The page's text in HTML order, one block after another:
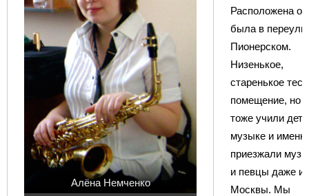
Алёна Немченко
Расположена
была в
Пионерском.
Низенькое,
старенькое
помещение, но
тоже учили
музыке и
приезжали
и певцы даже из
Москвы. Мы